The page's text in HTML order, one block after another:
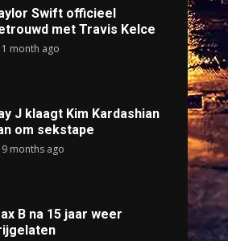
Swift officieel
met Travis Kelce
1 month ago
J klaagt Kim Kardashian
om sekstape
9 months ago
B na 15 jaar weer